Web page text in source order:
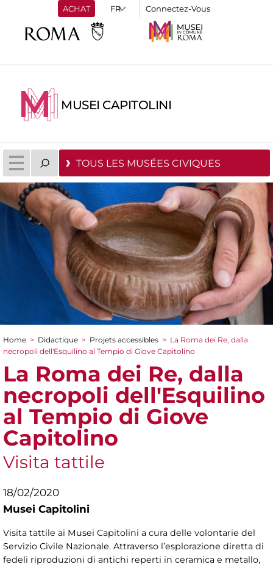
ACHAT Connectez-Vous
MUSEI CAPITOLINI
TOUS LES MUSÉES CIVIQUES
You are here
Home > Didactique > Projets accessibles > La Roma dei Re, dalla
necropoli dell'Esquilino al Tempio di Giove Capitolino
La Roma dei Re, dalla
necropoli dell'Esquilino
al Tempio di Giove
Capitolino
Visita tattile
18/02/2020
Musei Capitolini
Visita tattile ai Musei Capitolini a cura delle volontarie del
Servizio Civile Nazionale. Attraverso l’esplorazione diretta di
fedeli riproduzioni di antichi reperti in ceramica e metallo,